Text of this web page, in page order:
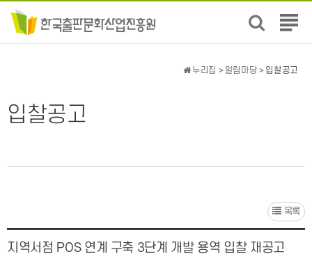
전
뉴
입찰공고
누리집 > 알림마당 > 입찰공고
목록
지역서점 POS 연계 구축 3단계 개발 용역 입찰 재공고